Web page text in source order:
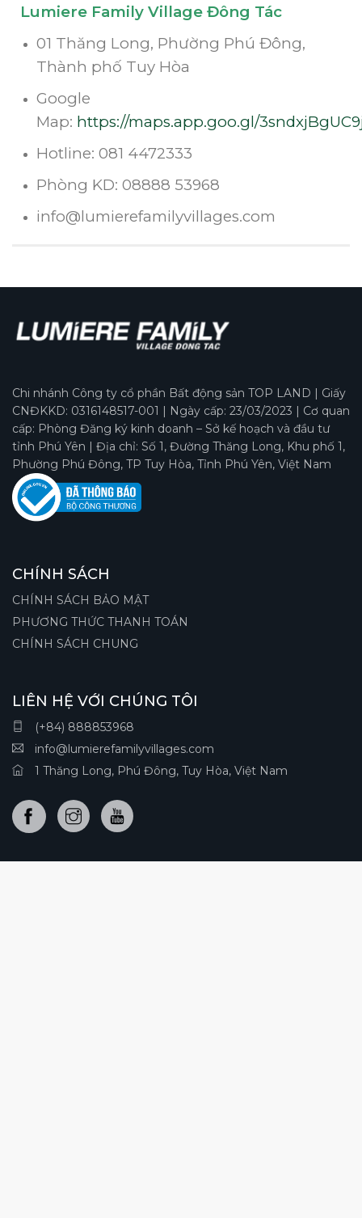
Lumiere Family Village Đông Tác
01 Thăng Long, Phường Phú Đông,
Thành phố Tuy Hòa
Google
Map: https://maps.app.goo.gl/
Hotline: 081 4472333
Phòng KD: 08888 53968
info@lumierefamilyvillages.com
Chi nhánh Công ty cổ phần Bất động sản TOP LAND | Giấy
CNĐKKD: 0316148517-001 | Ngày cấp: 23/03/2023 | Cơ quan
cấp: Phòng Đăng ký kinh doanh – Sở kế hoạch và đầu tư
tỉnh Phú Yên | Địa chỉ: Số 1, Đường Thăng Long, Khu phố 1,
Phường Phú Đông, TP Tuy Hòa, Tỉnh Phú Yên, Việt Nam
CHÍNH SÁCH
CHÍNH SÁCH BẢO MẬT
PHƯƠNG THỨC THANH TOÁN
CHÍNH SÁCH CHUNG
LIÊN HỆ VỚI CHÚNG TÔI
(+84) 888853968
info@lumierefamilyvillages.com
1 Thăng Long, Phú Đông, Tuy Hòa, Việt Nam